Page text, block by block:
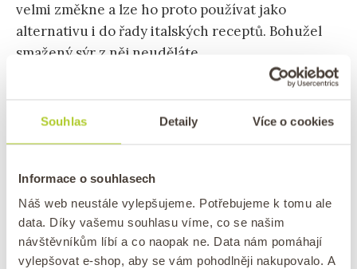
Souhlas Detaily Více o cookies
Informace o souhlasech
Náš web neustále vylepšujeme. Potřebujeme k tomu ale
data. Díky vašemu souhlasu víme, co se našim
návštěvníkům líbí a co naopak ne. Data nám pomáhají
vylepšovat e-shop, aby se vám pohodlněji nakupovalo. A
velmi změkne a lze ho proto používat jako
alternativu i do řady italských receptů. Bohužel
smažený sýr z něj neuděláte.
Sýr můžeteskladovat v ledničce až jeden
zkonzumovat, můžete jej i zmrazit až na 3 měsíce.
Můžu z kešu ořechů vyrobit jiné